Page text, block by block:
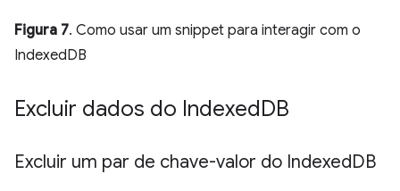
Figura 7. Como usar um snippet para interagir com o
IndexedDB
Excluir dados do IndexedDB
Excluir um par de chave-valor do IndexedDB